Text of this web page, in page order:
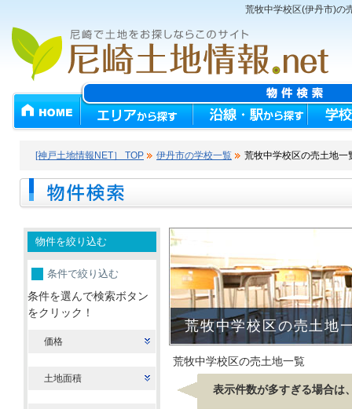
荒牧中学校区(伊丹市)の
[神戸土地情報NET］ TOP 伊丹市の学校一覧 荒牧中学校区の売土地一
物件を絞り込む
条件で絞り込む
条件を選んで検索ボタン
をクリック！
価格
土地面積
荒牧中学校区の売土地
荒牧中学校区の売土地一覧
表示件数が多すぎる場合は